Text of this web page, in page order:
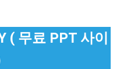
( 무료 PPT 사이